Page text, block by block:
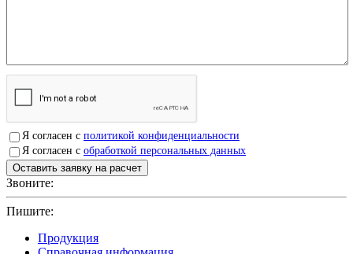
Я согласен с политикой конфиденциальности
Я согласен с обработкой персональных данных
Звоните:
Пишите:
Продукция